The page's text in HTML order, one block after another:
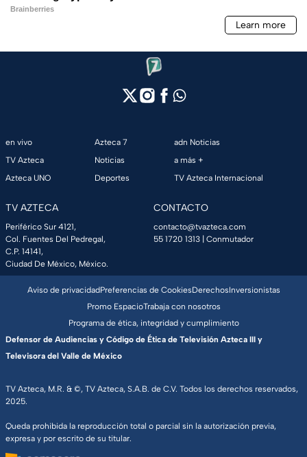
en vivo
TV Azteca
Azteca UNO
Azteca 7
Noticias
Deportes
adn Noticias
a más +
TV Azteca Internacional
TV AZTECA
Periférico Sur 4121,
Col. Fuentes Del Pedregal,
C.P. 14141,
Ciudad De México, México.
CONTACTO
contacto@tvazteca.com
55 1720 1313 | Conmutador
TV Azteca, M.R. & ©, TV Azteca, S.A.B. de C.V. Todos los derechos reservados,
2025.
Queda prohibida la reproducción total o parcial sin la autorización previa,
expresa y por escrito de su titular.
Aviso de privacidadPreferencias de CookiesDerechosInversionistas
Promo EspacioTrabaja con nosotros
Programa de ética, integridad y cumplimiento
Defensor de Audiencias y Código de Ética de Televisión Azteca III y
Televisora del Valle de México